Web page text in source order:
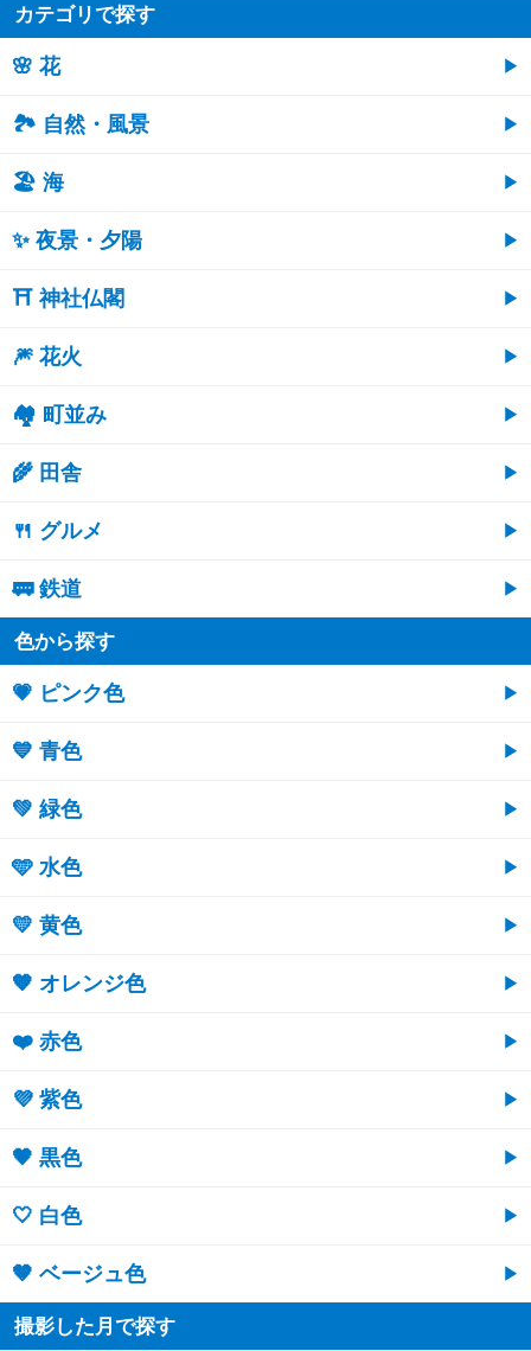
カテゴリで探す
🌸 花
🏞️ 自然・風景
🏖 海
✨ 夜景・夕陽
⛩ 神社仏閣
🎆 花火
🏘 町並み
🌾 田舎
🍴 グルメ
🚃 鉄道
色から探す
💗 ピンク色
💙 青色
💚 緑色
🩵 水色
💛 黄色
🧡 オレンジ色
❤️ 赤色
💜 紫色
🖤 黒色
🤍 白色
🤎 ベージュ色
撮影した月で探す